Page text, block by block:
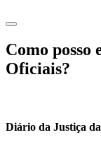
Como
Oficiais?
Diário da Justiça